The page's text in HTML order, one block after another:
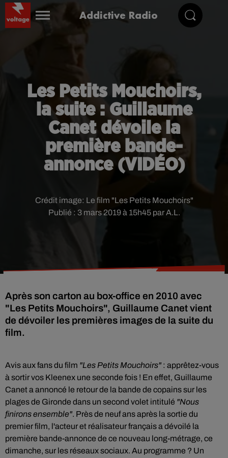
Addictive Radio
Les Petits Mouchoirs,
la suite : Guillaume
Canet dévoile la
première bande-
annonce (VIDÉO)
Publié : 3 mars 2019 à 15h45 par A.L.
Crédit image: Le film "Les Petits Mouchoirs"
Après son carton au box-office en 2010 avec
"Les Petits Mouchoirs", Guillaume Canet vient
de dévoiler les premières images de la suite du
film.
Avis aux fans du film "Les Petits Mouchoirs" : apprêtez-vous
à sortir vos Kleenex une seconde fois ! En effet, Guillaume
Canet a annoncé le retour de la bande de copains sur les
plages de Gironde dans un second volet intitulé "Nous
finirons ensemble". Près de neuf ans après la sortie du
premier film, l'acteur et réalisateur français a dévoilé la
première bande-annonce de ce nouveau long-métrage, ce
dimanche, sur les réseaux sociaux. Au programme ? Un